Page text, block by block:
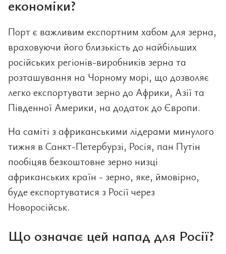
економіки?
Порт є важливим експортним хабом для зерна,
враховуючи його близькість до найбільших
російських регіонів-виробників зерна та
розташування на Чорному морі, що дозволяє
легко експортувати зерно до Африки, Азії та
Південної Америки, на додаток до Європи.
На саміті з африканськими лідерами минулого
тижня в Санкт-Петербурзі, Росія, пан Путін
пообіцяв безкоштовне зерно низці
африканських країн - зерно, яке, ймовірно,
буде експортуватися з Росії через
Новоросійськ.
Що означає цей напад для Росії?